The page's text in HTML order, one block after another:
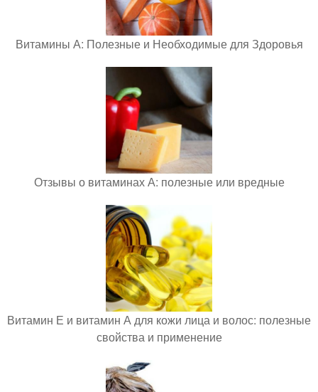
Витамины А: Полезные и Необходимые для Здоровья
Отзывы о витаминах А: полезные или вредные
Витамин Е и витамин А для кожи лица и волос: полезные
свойства и применение